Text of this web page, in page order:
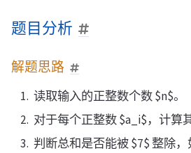
题目分析
解题思路
读取输入的正整数个数 $n$。
对于每个正整数 $a_i$，计算
判断总和是否能被 $7$ 整除